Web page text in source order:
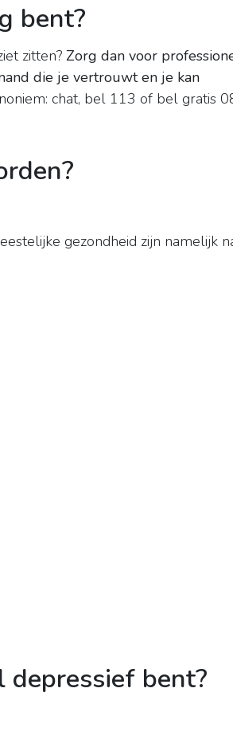
bent?
zitten? Zorg dan voor
die je vertrouwt en je kan
chat, bel 113 of bel gratis
gezondheid zijn namelijk
depressief bent?